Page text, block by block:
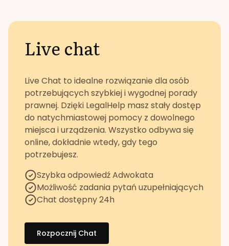
Live chat
Live Chat to idealne rozwiązanie dla osób
potrzebujących szybkiej i wygodnej porady
prawnej. Dzięki LegalHelp masz stały dostęp
do natychmiastowej pomocy z dowolnego
miejsca i urządzenia. Wszystko odbywa się
online, dokładnie wtedy, gdy tego
potrzebujesz.
Szybka odpowiedź Adwokata
Możliwość zadania pytań uzupełniających
Chat dostępny 24h
Rozpocznij Chat